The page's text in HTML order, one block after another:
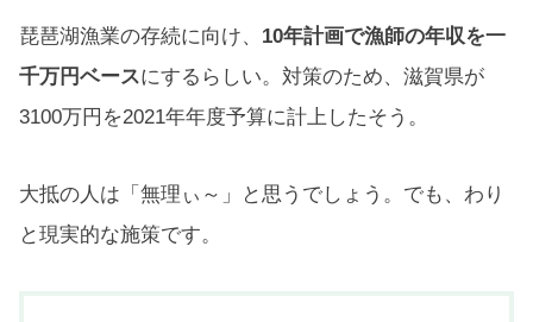
琵琶湖漁業の存続に向け、 10年計画で漁師の年収を一
千万円ベースにするらしい。対策のため、滋賀県が
3100万円を2021年年度予算に計上したそう。
大抵の人は「無理ぃ～」と思うでしょう。でも、わり
と現実的な施策です。